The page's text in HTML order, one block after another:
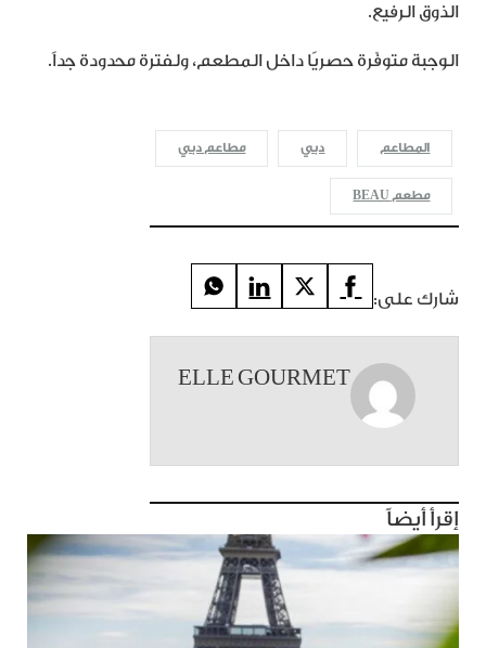
الذوق الرفيع.
الوجبة متوفّرة حصريًا داخل المطعم، ولفترة محدودة جداً.
المطاعم دبي مطاعم دبي
مطعم BEAU
شارك على:
ELLE GOURMET
إقرأ أيضاً